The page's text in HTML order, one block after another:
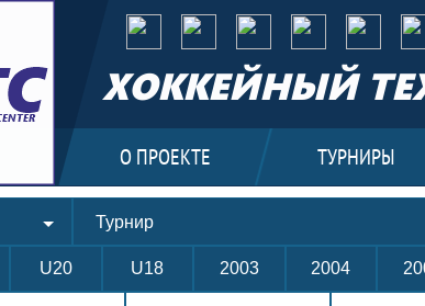
ХОККЕЙНЫЙ
О ПРОЕКТЕ ТУРНИРЫ
Турнир
U20 U18 2003 2004